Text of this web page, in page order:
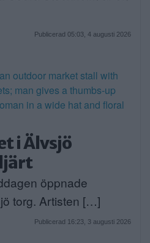
Publicerad 05:03, 4 augusti 2026
i Älvsjö
öppnade
torg. Artisten […]
Publicerad 16:23, 3 augusti 2026